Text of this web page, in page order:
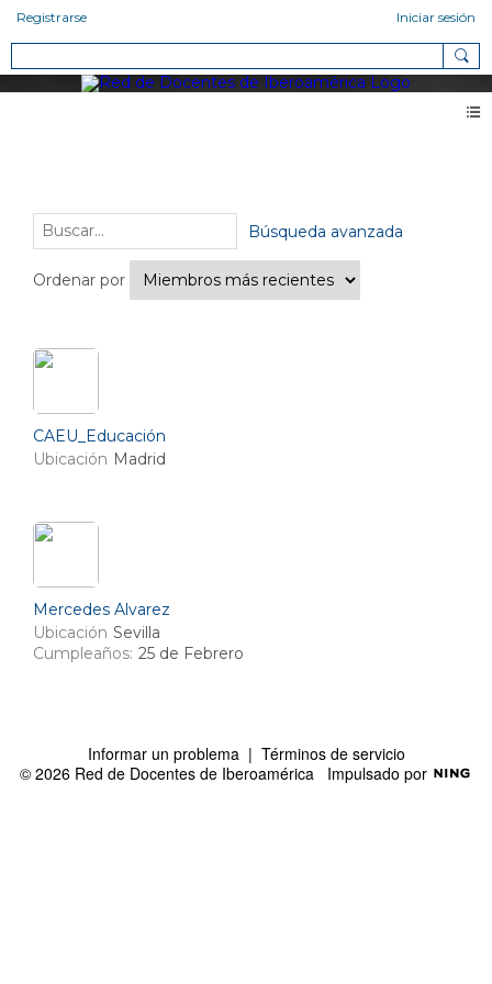
Registrarse Iniciar sesión
Ordenar por
Búsqueda avanzada
CAEU_Educación
Ubicación Madrid
Mercedes Alvarez
Ubicación Sevilla
Cumpleaños: 25 de Febrero
Informar un problema| Términos de servicio
© 2026 Red de Docentes de Iberoamérica Impulsado por